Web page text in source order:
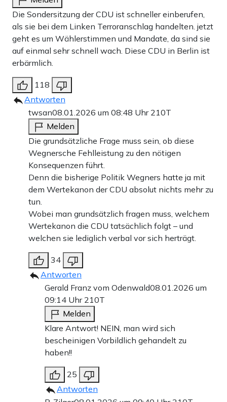
Die Sondersitzung der CDU ist schneller einberufen,
als sie bei dem Linken Terroranschlag handelten. jetzt
geht es um Wählerstimmen und Mandate, da sind sie
auf einmal sehr schnell wach. Diese CDU in Berlin ist
erbärmlich.
118
Antworten
twsan08.01.2026 um 08:48 Uhr 210T
Melden
Die grundsätzliche Frage muss sein, ob diese
Wegnersche Fehlleistung zu den nötigen
Konsequenzen führt.
Denn die bisherige Politik Wegners hatte ja mit
dem Wertekanon der CDU absolut nichts mehr zu
tun.
Wobei man grundsätzlich fragen muss, welchem
Wertekanon die CDU tatsächlich folgt – und
welchen sie lediglich verbal vor sich herträgt.
34
Antworten
Gerald Franz vom Odenwald08.01.2026 um
09:14 Uhr 210T
Melden
Klare Antwort! NEIN, man wird sich
bescheinigen Vorbildlich gehandelt zu
haben!!
25
Antworten